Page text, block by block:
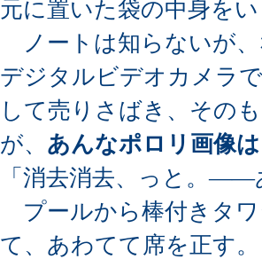
元に置いた袋の中身を
ノートは知らないが
デジタルビデオカメラ
して売りさばき、その
が、 あんなポロリ画像
「消去消去、っと。――
プールから棒付きタ
て、あわてて席を正す。